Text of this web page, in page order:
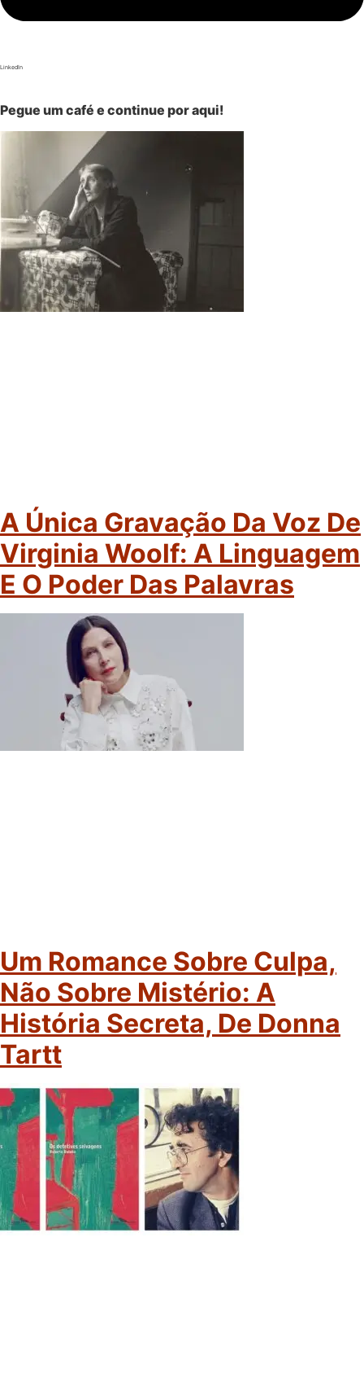
LinkedIn
Pegue um café e continue por aqui!
A Única Gravação Da Voz De
Virginia Woolf: A Linguagem
E O Poder Das Palavras
Um Romance Sobre Culpa,
Não Sobre Mistério: A
História Secreta, De Donna
Tartt